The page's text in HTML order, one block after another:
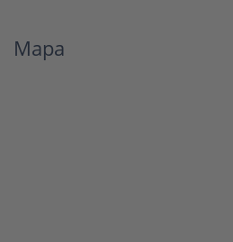
Mapa